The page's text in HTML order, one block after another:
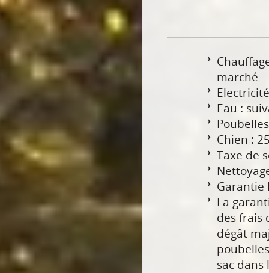
marché
Eau :
Chien :
Taxe de
Garantie
La
des frais
dégât
sac